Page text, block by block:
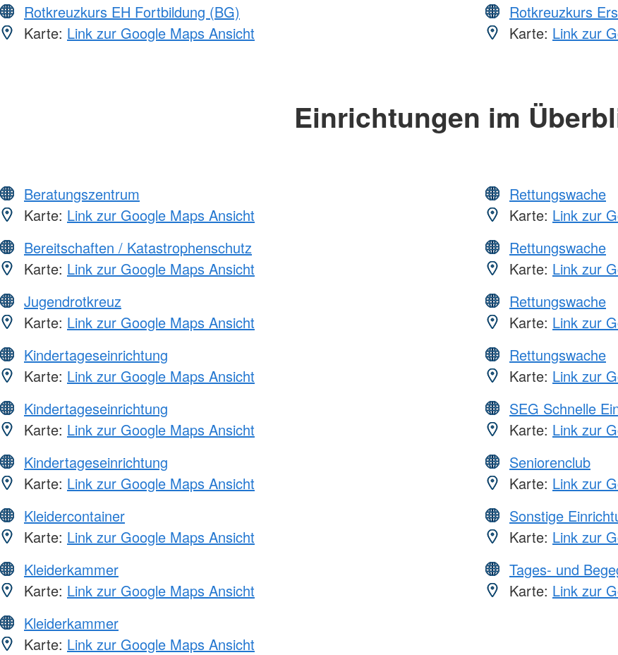
Rotkreuzkurs EH Fortbildung (BG)
Karte: Link zur Google Maps Ansicht
Rotkreuzkurs
Karte: Link zur
Einrichtungen im
Beratungszentrum
Karte: Link zur Google Maps Ansicht
Bereitschaften / Katastrophenschutz
Karte: Link zur Google Maps Ansicht
Jugendrotkreuz
Karte: Link zur Google Maps Ansicht
Kindertageseinrichtung
Karte: Link zur Google Maps Ansicht
Kindertageseinrichtung
Karte: Link zur Google Maps Ansicht
Kindertageseinrichtung
Karte: Link zur Google Maps Ansicht
Kleidercontainer
Karte: Link zur Google Maps Ansicht
Kleiderkammer
Karte: Link zur Google Maps Ansicht
Kleiderkammer
Karte: Link zur Google Maps Ansicht
Rettungswache
Karte: Link zur
Rettungswache
Karte: Link zur
Rettungswache
Karte: Link zur
Rettungswache
Karte: Link zur
SEG Schnelle
Karte: Link zur
Seniorenclub
Karte: Link zur
Sonstige
Karte: Link zur
Tages- und
Karte: Link zur